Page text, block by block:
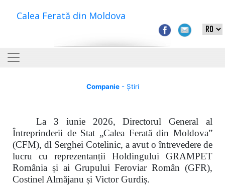
Calea Ferată din Moldova
Companie- Știri
La 3 iunie 2026, Directorul General al
Întreprinderii de Stat „Calea Ferată din Moldova”
(CFM), dl Serghei Cotelinic, a avut o întrevedere de
lucru cu reprezentanții Holdingului GRAMPET
România și ai Grupului Feroviar Român (GFR),
Costinel Almăjanu și Victor Gurdiș.